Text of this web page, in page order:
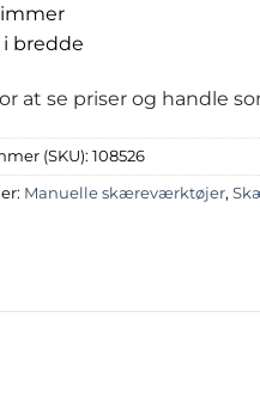
i bredde
at se priser og handle
(SKU): 108526
Manuelle skæreværktøjer,